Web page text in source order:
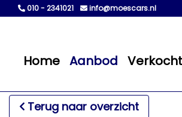
010 - 2341021 info@moescars.nl
Home Aanbod Verkocht
Terug naar overzicht